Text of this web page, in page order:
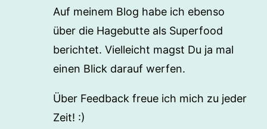
Auf meinem Blog habe ich ebenso
über die Hagebutte als Superfood
berichtet. Vielleicht magst Du ja mal
einen Blick darauf werfen.
Über Feedback freue ich mich zu jeder
Zeit! :)